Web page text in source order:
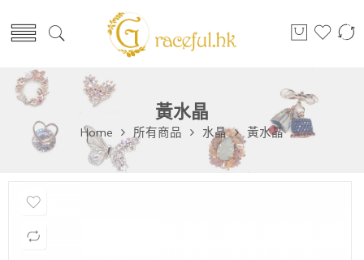
黃水晶
Home 所有商品 水晶 黃水晶